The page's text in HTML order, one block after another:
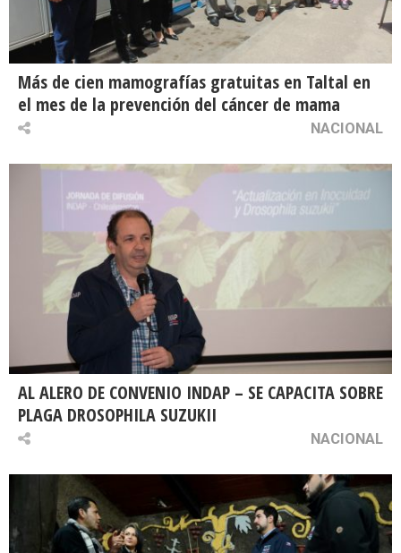
Más de cien mamografías gratuitas en Taltal en
el mes de la prevención del cáncer de mama
NACIONAL
AL ALERO DE CONVENIO INDAP – SE CAPACITA SOBRE
PLAGA DROSOPHILA SUZUKII
NACIONAL